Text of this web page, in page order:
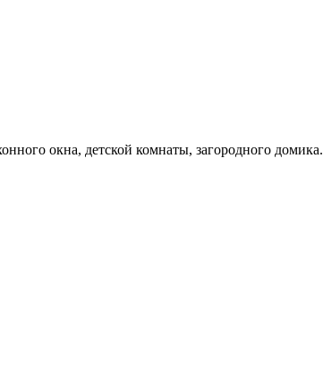
окна, детской комнаты, загородного домика.